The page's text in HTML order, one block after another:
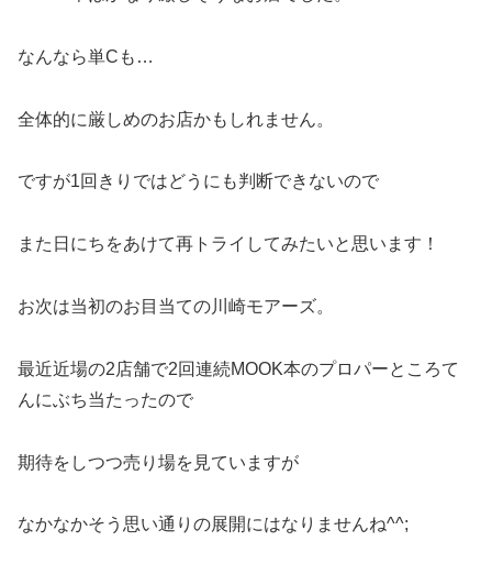
なんなら単Cも…
全体的に厳しめのお店かもしれません。
ですが1回きりではどうにも判断できないので
また日にちをあけて再トライしてみたいと思います！
お次は当初のお目当ての川崎モアーズ。
最近近場の2店舗で2回連続MOOK本のプロパーところて
んにぶち当たったので
期待をしつつ売り場を見ていますが
なかなかそう思い通りの展開にはなりませんね^^;